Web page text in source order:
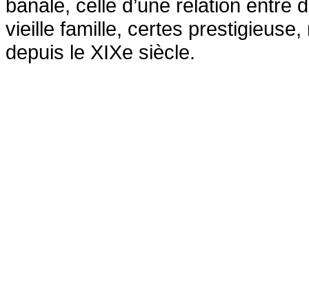
banale, celle d’une relation entre
vieille famille, certes
depuis le XIXe siècle.